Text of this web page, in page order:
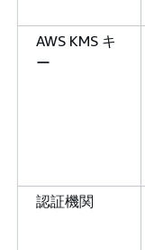
AWS KMS キ
ー
認証機関